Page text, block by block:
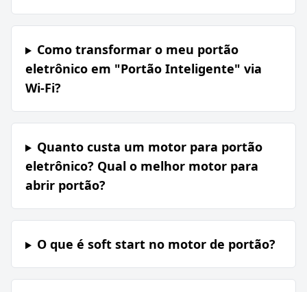
Como transformar o meu portão
eletrônico em "Portão Inteligente" via
Wi-Fi?
Quanto custa um motor para portão
eletrônico? Qual o melhor motor para
abrir portão?
O que é soft start no motor de portão?